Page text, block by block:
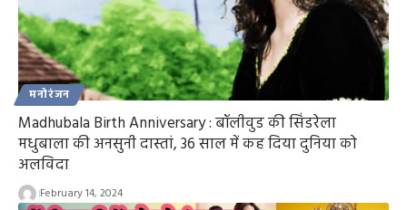
मनोरंजन
Madhubala Birth Anniversary : बॉलीवुड की सिंडरेला
मधुबाला की अनसुनी दास्तां, 36 साल में कह दिया दुनिया को
अलविदा
February 14, 2024